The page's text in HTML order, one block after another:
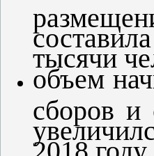
тысячи
объем
сборов и
2018